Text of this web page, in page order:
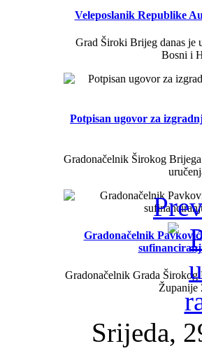
Veleposlanik Republike
Grad Široki Brijeg danas je
Bosni i
Potpisan ugovor za
Gradonačelnik Širokog
Gradonačelnik
Gradonačelnik Grada
Županije
Srijeda,